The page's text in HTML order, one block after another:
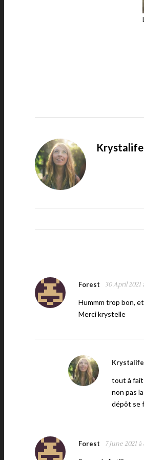
Krystalife
Forest 30 April 2021
Hummm trop bon,
Merci krystelle
Krystalife
tout à fait
non pas
dépôt se
Forest 7 June 2021